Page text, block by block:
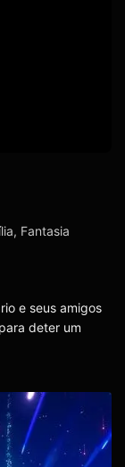
, Fantasia
e seus amigos
deter um